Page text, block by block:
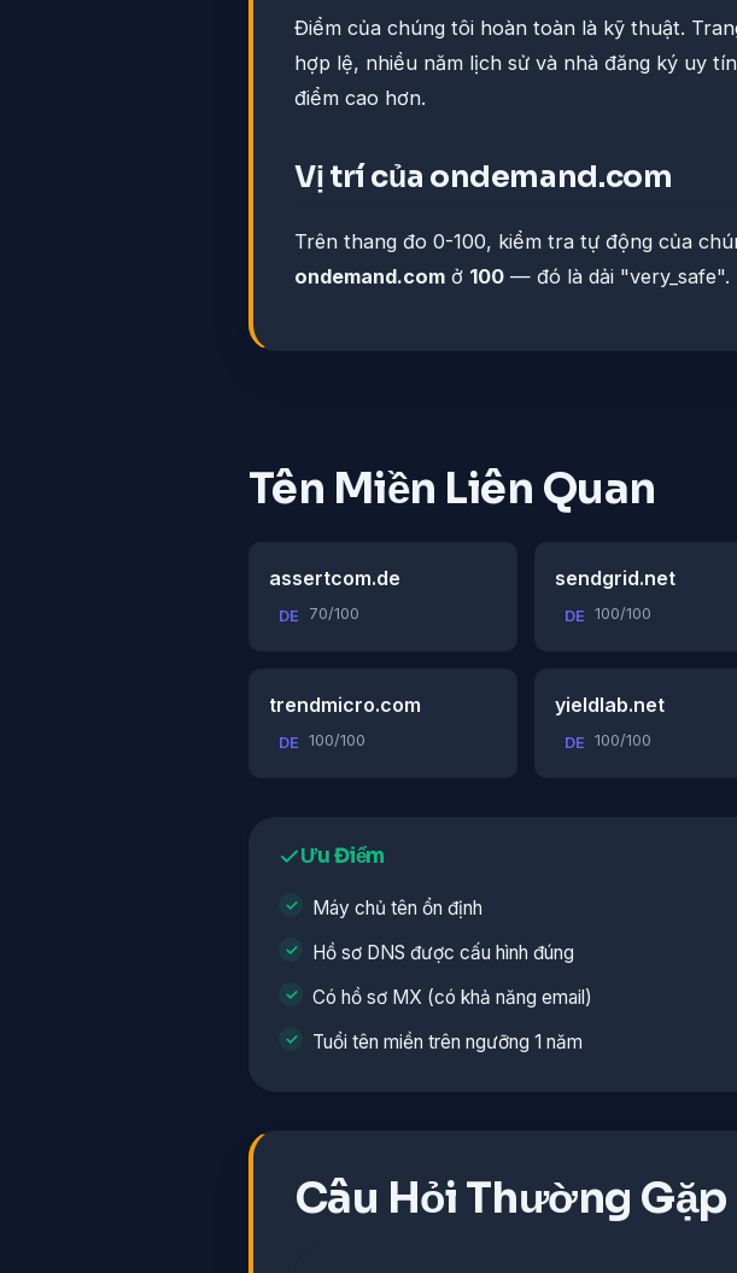
Điểm của chúng tôi hoàn toàn là kỹ thuật.
hợp lệ, nhiều năm lịch sử và nhà đăng ký uy
điểm cao hơn.
Vị trí của ondemand.com
Trên thang đo 0-100, kiểm tra tự động của
ondemand.com ở 100 — đó là dải "very_safe".
Tên Miền Liên Quan
assertcom.de
DE 70/100
sendgrid.net
DE 100/100
trendmicro.com
DE 100/100
yieldlab.net
DE 100/100
Ưu Điểm
Máy chủ tên ổn định
Hồ sơ DNS được cấu hình đúng
Có hồ sơ MX (có khả năng email)
Tuổi tên miền trên ngưỡng 1 năm
Câu Hỏi Thường Gặp